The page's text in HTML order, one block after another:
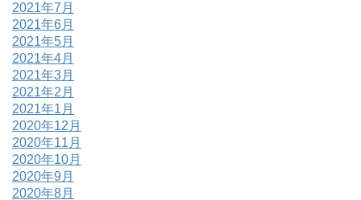
2021年7月
2021年6月
2021年5月
2021年4月
2021年3月
2021年2月
2021年1月
2020年12月
2020年11月
2020年10月
2020年9月
2020年8月